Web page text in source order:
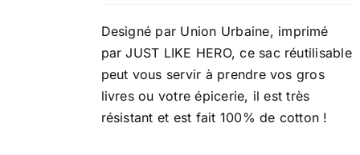
Designé par Union Urbaine, imprimé
par JUST LIKE HERO, ce sac réutilisable
peut vous servir à prendre vos gros
livres ou votre épicerie, il est très
résistant et est fait 100% de cotton !